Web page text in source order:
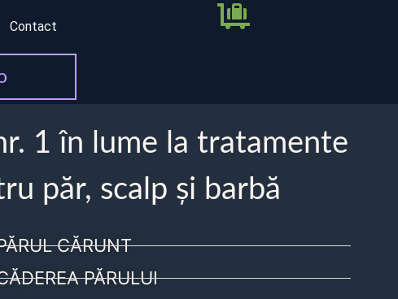
Contact
1 în lume la tratamente
păr, scalp și barbă
CĂRUNT
PĂRULUI